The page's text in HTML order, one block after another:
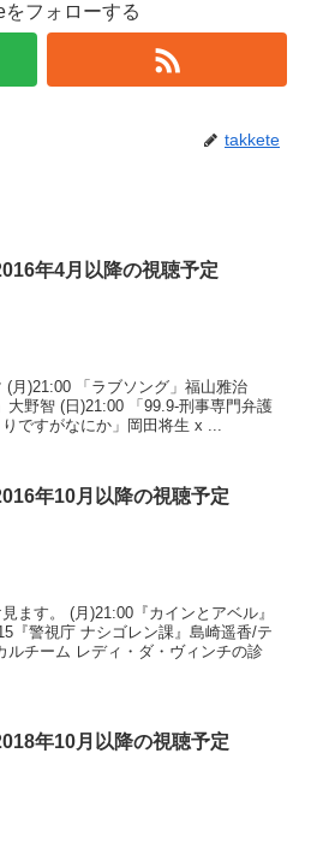
をフォローする
takkete
年4月以降の視聴予定
月)21:00 「ラブソング」福山雅治
大野智 (日)21:00 「99.9-刑事専門弁護
ですがなにか」岡田将生 x ...
年10月以降の視聴予定
ます。 (月)21:00『カインとアベル』
『警視庁 ナシゴレン課』島崎遥香/テ
ルチーム レディ・ダ・ヴィンチの診
年10月以降の視聴予定